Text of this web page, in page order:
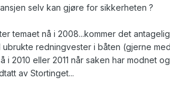
selv kan gjøre for sikkerheten ?
temaet nå i 2008...kommer det
ubrukte redningvester i båten (gjerne
i 2010 eller 2011 når saken har modnet
av Stortinget...